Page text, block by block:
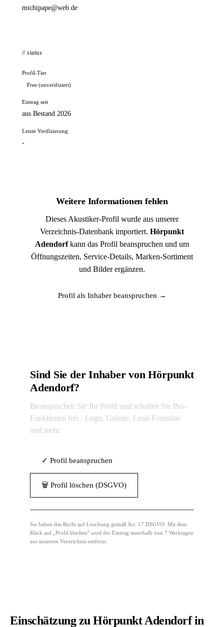
michipape@web.de
// status
Profil-Tier
Free (unverifiziert)
Eintrag seit
aus Bestand 2026
Letzte Verifizierung
-
Weitere Informationen fehlen
Dieses Akustiker-Profil wurde aus unserer
Verzeichnis-Datenbank importiert. Hörpunkt
Adendorfkann das Profil beanspruchen und um
Öffnungszeiten, Service-Details, Marken-Sortiment
und Bilder ergänzen.
Profil als Inhaber beanspruchen →
Sind Sie der Inhaber von Hörpunkt
Adendorf?
Beanspruchen Sie Ihr Profil und schalten Sie Pro-
Funktionen frei - Logo, Galerie, Lead-Formular
und mehr.
✓ Profil beanspruchen
🗑 Profil löschen (DSGVO)
Sie haben das Recht auf Löschung gemäß Art. 17 DSGVO. Mit dem
Klick auf „Profil löschen" wird der Eintrag innerhalb von 7 Werktagen
aus unserem Verzeichnis entfernt.
Einschätzung zu Hörpunkt Adendorf in